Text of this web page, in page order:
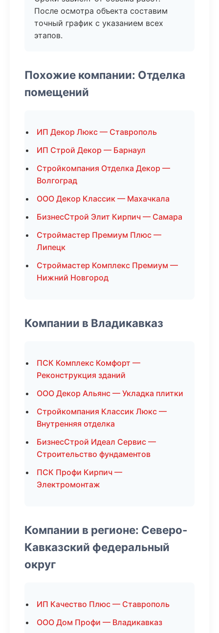
После осмотра объекта составим
точный график с указанием всех
этапов.
Похожие компании: Отделка
помещений
ИП Декор Люкс — Ставрополь
ИП Строй Декор — Барнаул
Стройкомпания Отделка Декор —
Волгоград
ООО Декор Классик — Махачкала
БизнесСтрой Элит Кирпич — Самара
Строймастер Премиум Плюс —
Липецк
Строймастер Комплекс Премиум —
Нижний Новгород
Компании в Владикавказ
ПСК Комплекс Комфорт —
Реконструкция зданий
ООО Декор Альянс — Укладка плитки
Стройкомпания Классик Люкс —
Внутренняя отделка
БизнесСтрой Идеал Сервис —
Строительство фундаментов
ПСК Профи Кирпич —
Электромонтаж
Компании в регионе: Северо-
Кавказский федеральный
округ
ИП Качество Плюс — Ставрополь
ООО Дом Профи — Владикавказ